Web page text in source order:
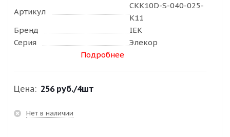
Артикул
CKK10D-S-040-025-
K11
Бренд
IEK
Серия
Элекор
Подробнее
Цена: 256 руб./4шт
Нет в наличии